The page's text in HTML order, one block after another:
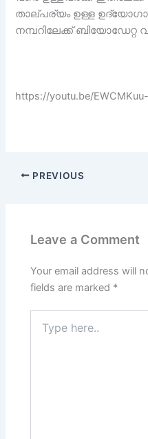
താല്പര്യം ഉള്ള
നമ്പറിലേക്ക്
https://youtu.be/
PREVIOUS
Leave a Comment
Your email address will
fields are marked *
here..